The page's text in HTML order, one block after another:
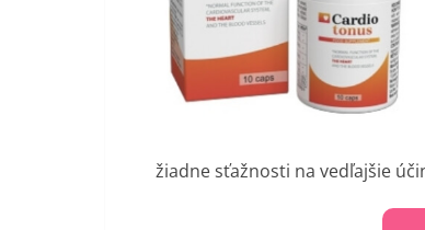
žiadne sťažnosti na vedľajšie